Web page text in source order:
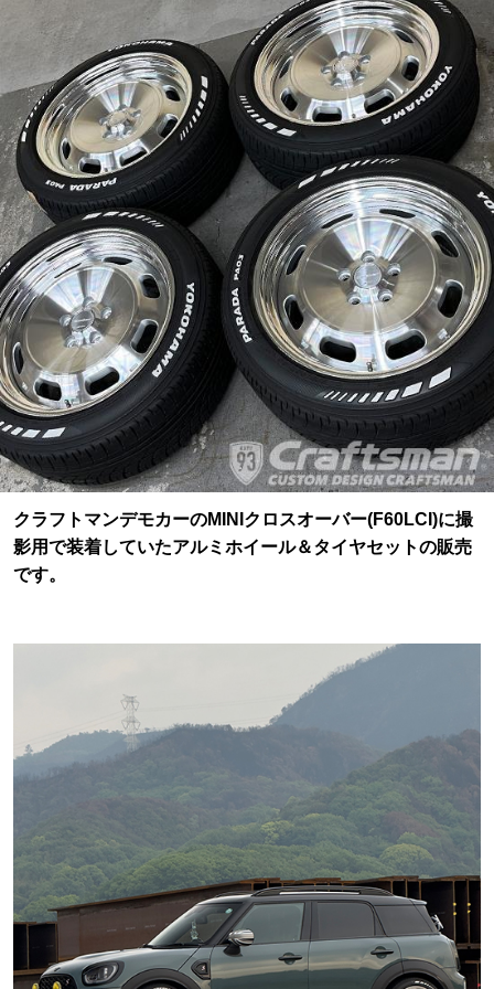
クラフトマンデモカーのMINIクロスオーバー(F60LCI)に撮
影用で装着していたアルミホイール＆タイヤセットの販売
です。